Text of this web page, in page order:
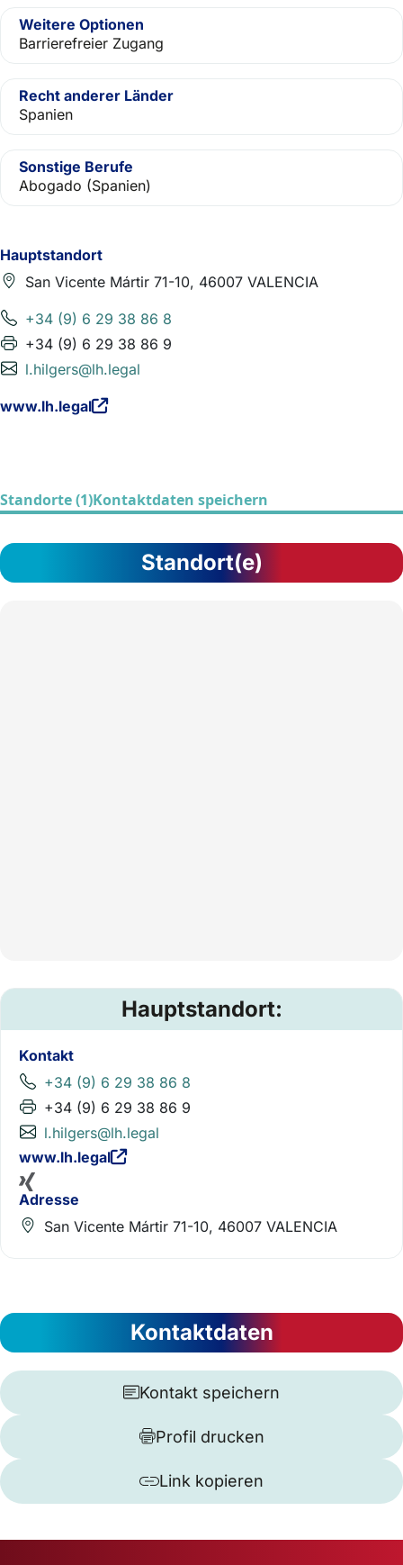
Hauptstandort
San Vicente Mártir 71-10, 46007 VALENCIA
+34 (9) 6 29 38 86 8
+34 (9) 6 29 38 86 9
l.hilgers@lh.legal
www.lh.legal
Weitere Optionen
Barrierefreier Zugang
Recht anderer Länder
Spanien
Sonstige Berufe
Abogado (Spanien)
Standorte (1)Kontaktdaten speichern
Standort(e)
Hauptstandort:
Kontakt
+34 (9) 6 29 38 86 8
+34 (9) 6 29 38 86 9
l.hilgers@lh.legal
www.lh.legal
Adresse
San Vicente Mártir 71-10, 46007 VALENCIA
Kontaktdaten
Kontakt speichern
Profil drucken
Link kopieren